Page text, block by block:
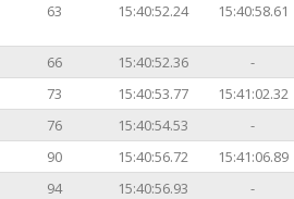
63 15:40:52.24 15:40:58.61
66 15:40:52.36
-
73 15:40:53.77
15:41:02.32
76 15:40:54.53
-
90 15:40:56.72
15:41:06.89
94 15:40:56.93
-